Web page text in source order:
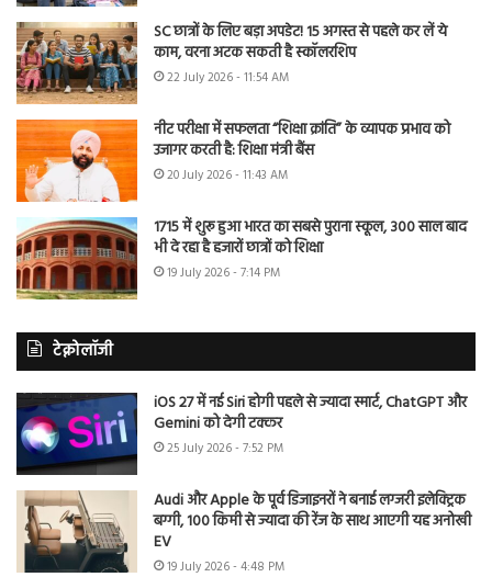
SC छात्रों के लिए बड़ा अपडेट! 15 अगस्त से पहले कर लें ये
काम, वरना अटक सकती है स्कॉलरशिप
22 July 2026 - 11:54 AM
नीट परीक्षा में सफलता “शिक्षा क्रांति” के व्यापक प्रभाव को
उजागर करती है: शिक्षा मंत्री बैंस
20 July 2026 - 11:43 AM
1715 में शुरू हुआ भारत का सबसे पुराना स्कूल, 300 साल बाद
भी दे रहा है हजारों छात्रों को शिक्षा
19 July 2026 - 7:14 PM
टेक्नोलॉजी
iOS 27 में नई Siri होगी पहले से ज्यादा स्मार्ट, ChatGPT और
Gemini को देगी टक्कर
25 July 2026 - 7:52 PM
Audi और Apple के पूर्व डिजाइनरों ने बनाई लग्जरी इलेक्ट्रिक
बग्गी, 100 किमी से ज्यादा की रेंज के साथ आएगी यह अनोखी
EV
19 July 2026 - 4:48 PM